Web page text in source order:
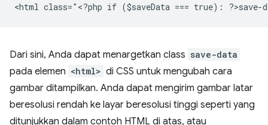
<html class="<?php if ($saveData === true): ?>save-
Dari sini, Anda dapat menargetkan class save-data
pada elemen <html> di CSS untuk mengubah cara
gambar ditampilkan. Anda dapat mengirim gambar latar
beresolusi rendah ke layar beresolusi tinggi seperti yang
ditunjukkan dalam contoh HTML di atas, atau